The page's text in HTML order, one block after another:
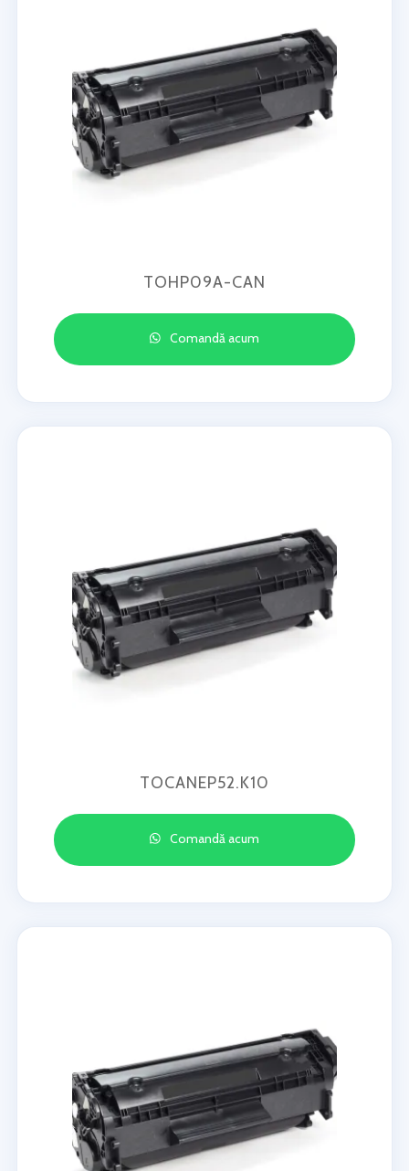
TOHP09A-CAN
Comandă acum
TOCANEP52.K10
Comandă acum